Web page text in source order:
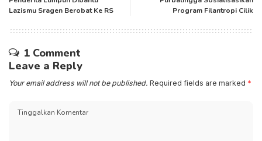
Lazismu Sragen Berobat Ke RS
Program Filantropi Cilik
1 Comment
Leave a Reply
Your email address will not be published. Required fields are marked *